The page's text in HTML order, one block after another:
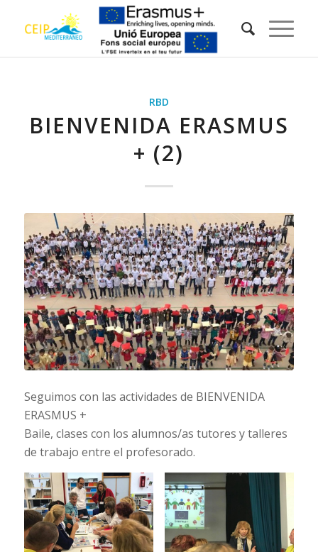
RBD
BIENVENIDA ERASMUS
+ (2)
Seguimos con las actividades de BIENVENIDA
ERASMUS +
Baile, clases con los alumnos/as tutores y talleres
de trabajo entre el profesorado.